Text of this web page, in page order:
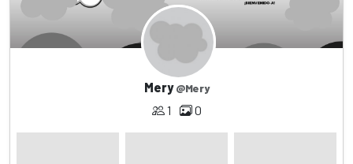
Mery@Mery
1 0